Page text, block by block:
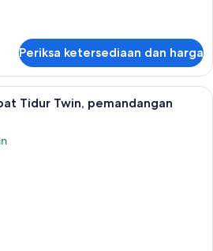
Periksa ketersediaan dan harga
Kamar Premium, 2 Tempat Tidur
Tidur Twin, pemandangan